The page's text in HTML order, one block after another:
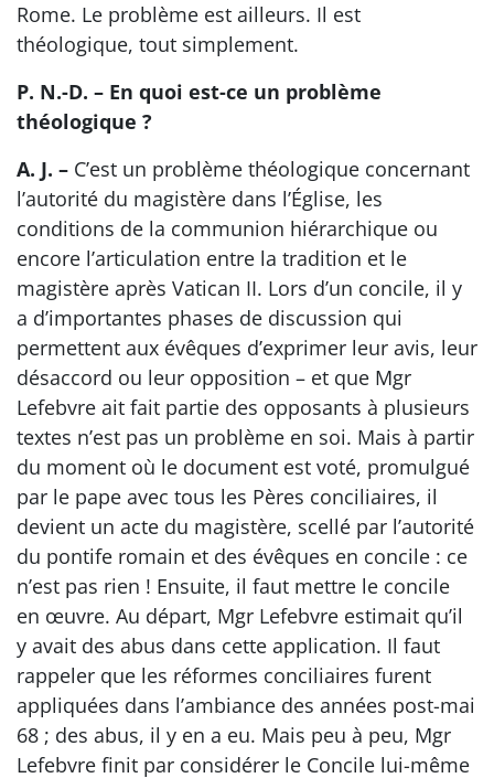
Rome. Le problème est ailleurs. Il est
théologique, tout simplement.
P. N.-D. – En quoi est-ce un problème
théologique ?
A. J. – C’est un problème théologique concernant
l’autorité du magistère dans l’Église, les
conditions de la communion hiérarchique ou
encore l’articulation entre la tradition et le
magistère après Vatican II. Lors d’un concile, il y
a d’importantes phases de discussion qui
permettent aux évêques d’exprimer leur avis, leur
désaccord ou leur opposition – et que Mgr
Lefebvre ait fait partie des opposants à plusieurs
textes n’est pas un problème en soi. Mais à partir
du moment où le document est voté, promulgué
par le pape avec tous les Pères conciliaires, il
devient un acte du magistère, scellé par l’autorité
du pontife romain et des évêques en concile : ce
n’est pas rien ! Ensuite, il faut mettre le concile
en œuvre. Au départ, Mgr Lefebvre estimait qu’il
y avait des abus dans cette application. Il faut
rappeler que les réformes conciliaires furent
appliquées dans l’ambiance des années post-mai
68 ; des abus, il y en a eu. Mais peu à peu, Mgr
Lefebvre finit par considérer le Concile lui-même